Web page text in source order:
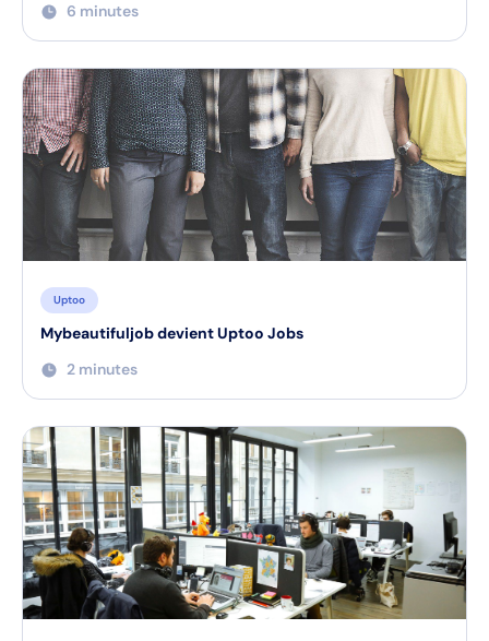
6 minutes
Uptoo
Mybeautifuljob devient Uptoo Jobs
2 minutes